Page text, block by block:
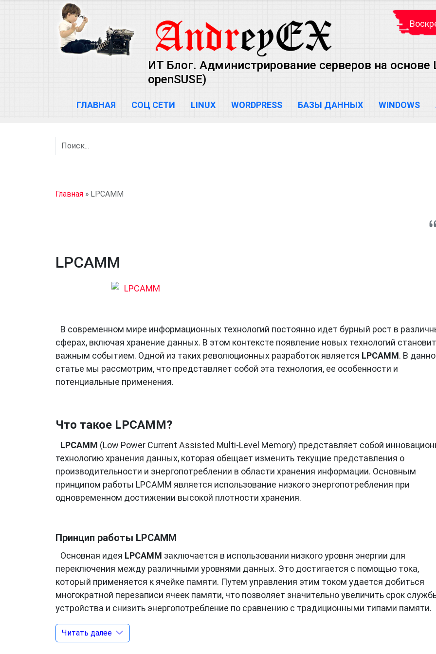
ИТ Блог. Администрирование серверов на основе
openSUSE)
ГЛАВНАЯ СОЦ СЕТИ LINUX WORDPRESS БАЗЫ ДАННЫХ WINDOWS
Главная » LPCAMM
LPCAMM
В современном мире информационных технологий постоянно идет бурный рост в
сферах, включая хранение данных. В этом контексте появление новых технологий
важным событием. Одной из таких революционных разработок является LPCAMM. В
статье мы рассмотрим, что представляет собой эта технология, ее особенности и
потенциальные применения.
Что такое LPCAMM?
LPCAMM (Low Power Current Assisted Multi-Level Memory) представляет собой
технологию хранения данных, которая обещает изменить текущие представления о
производительности и энергопотреблении в области хранения информации. Основным
принципом работы LPCAMM является использование низкого энергопотребления при
одновременном достижении высокой плотности хранения.
Принцип работы LPCAMM
Основная идея LPCAMM заключается в использовании низкого уровня энергии для
переключения между различными уровнями данных. Это достигается с помощью тока,
который применяется к ячейке памяти. Путем управления этим током удается добиться
многократной перезаписи ячеек памяти, что позволяет значительно увеличить срок
устройства и снизить энергопотребление по сравнению с традиционными типами памяти.
Читать далее